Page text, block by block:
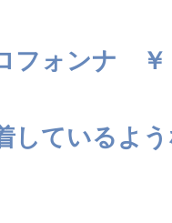
フォンナ ￥
しているよ